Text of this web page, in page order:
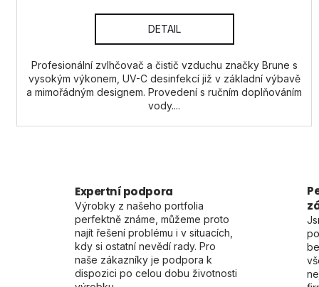
DETAIL
Profesionální zvlhčovač a čistič vzduchu značky Brune s
vysokým výkonem, UV-C desinfekcí již v základní výbavě
a mimořádným designem. Provedení s ručním doplňováním
vody....
Expertní podpora
Výrobky z našeho portfolia
perfektně známe, můžeme proto
najít řešení problému i v situacích,
kdy si ostatní nevědí rady. Pro
naše zákazníky je podpora k
dispozici po celou dobu životnosti